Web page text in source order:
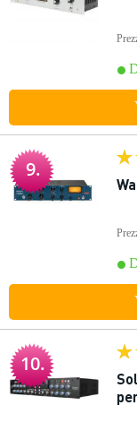
9.
10.